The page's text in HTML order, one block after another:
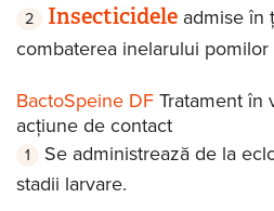
Insecticidele admise în
combaterea inelarului pomilor
BactoSpeine DF Tratament în
acțiune de contact
Se administrează de la
stadii larvare.